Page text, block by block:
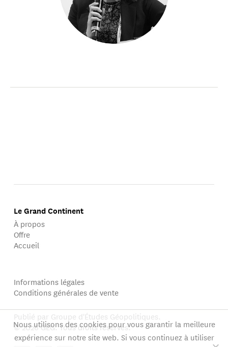
Le Grand Continent
À propos
Offre
Accueil
Informations légales
Conditions générales de vente
Publié par Groupe d'Études Géopolitiques.
© 2026 GEG. Tous droits réservés.
Nous utilisons des cookies pour vous garantir la meilleure
expérience sur notre site web. Si vous continuez à utiliser